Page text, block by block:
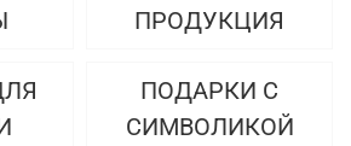
ПРОДУКЦИЯ
ПОДАРКИ С
СИМВОЛИКОЙ